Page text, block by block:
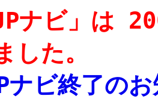
ナビ」は
した。
ナビ終了の